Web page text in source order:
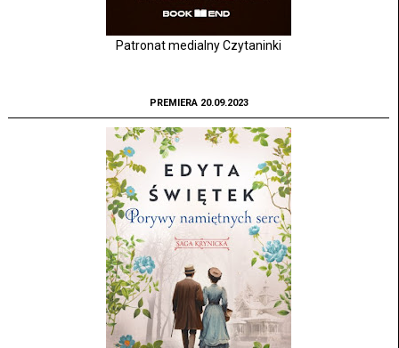
Patronat medialny Czytaninki
PREMIERA 20.09.2023